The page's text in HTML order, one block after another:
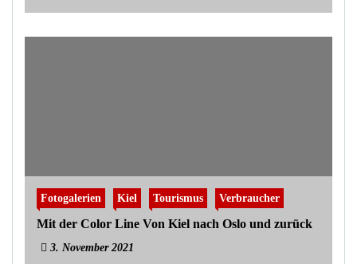
Fotogalerien Kiel Tourismus Verbraucher
Mit der Color Line Von Kiel nach Oslo und zurück
3. November 2021